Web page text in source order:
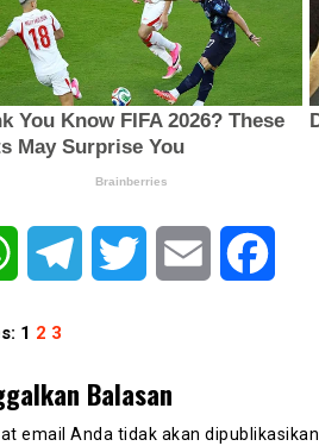
WhatsAppTelegramTwitter Email
1 2 3
Balasan
email Anda tidak akan dipublikasikan.